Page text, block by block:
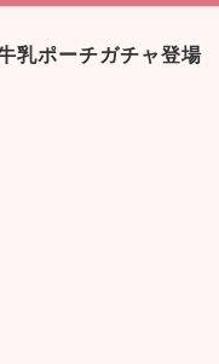
乳ポーチガチャ登場